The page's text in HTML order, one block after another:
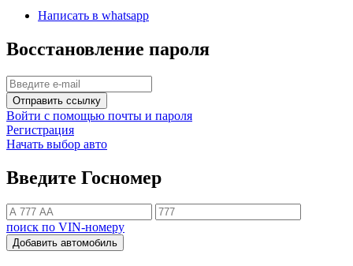
Написать в whatsapp
Восстановление пароля
Отправить ссылку
Войти с помощью почты и пароля
Регистрация
Начать выбор авто
Введите Госномер
поиск по VIN-номеру
Добавить автомобиль